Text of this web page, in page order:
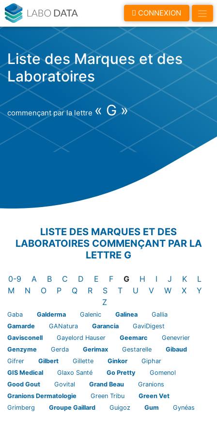
CONNEXION
Liste des Marques et des
Laboratoires
commençant par la lettre « G »
LISTE DES MARQUES ET DES
LABORATOIRES COMMENÇANT PAR LA
LETTRE G
Laboratoires et Marques
0-9 Laboratoires et Marques
A Laboratoires et Marques
B Laboratoires et Marques
C Laboratoires et Marques
D Laboratoires et Marques
E Laboratoires et Marques
F G Laboratoires et
H Laboratoires et
I Laboratoires
J K
L
Laboratoires et Marques
M Laboratoires et Marques
N Laboratoires et Marques
O Laboratoires et Marques
P Laboratoires et Marques
Q Laboratoires et Marques
R Laboratoires et Marques
S Laboratoires et Marques
T Laboratoires et
U Laboratoires et
V Laboratoires
W X
Y
Laboratoires et Marques
Z
Gaba Galderma Galenic Galinea
Gallia
Gamarde
GANatura Garancia
GaviDigest
Gavisconell
Gayelord Hauser Geemarc
Genevrier
Genzyme
Gerda Gerimax Gestarelle
Gibaud
Gifrer
Gilbert Gillette Ginkor
Giphar
GIS Medical
Glaxo Santé Go Pretty
Gomenol
Good Gout
Govital Grand Beau
Granions
Granions Dermatologie
Green Tribu
Green Vet
Grimberg
Groupe Gaillard Guigoz Gum Gynéas